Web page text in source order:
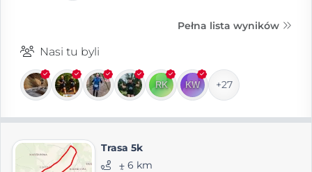
Pełna lista wyników
Nasi tu byli
+27
Trasa 5k
⨦ 6 km